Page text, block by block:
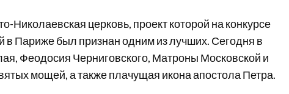
Николаевская церковь, проект которой на конкурсе
в Париже был признан одним из лучших. Сегодня в
Феодосия Черниговского, Матроны Московской и
мощей, а также плачущая икона апостола Петра.